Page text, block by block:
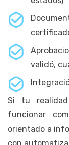
validó,
Si tu
funcionar
orientado a